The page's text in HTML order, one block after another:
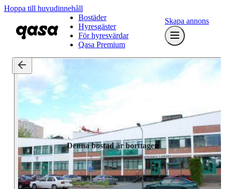
Hoppa till huvudinnehåll
Bostäder
Hyresgäster
För hyresvärdar
Qasa Premium
Skapa annons
Denna bostad är borttagen